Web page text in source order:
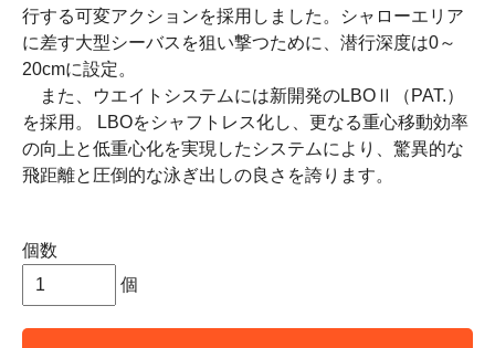
行する可変アクションを採用しました。シャローエリア
に差す大型シーバスを狙い撃つために、潜行深度は0～
20cmに設定。
また、ウエイトシステムには新開発のLBOⅡ（PAT.）
を採用。 LBOをシャフトレス化し、更なる重心移動効率
の向上と低重心化を実現したシステムにより、驚異的な
飛距離と圧倒的な泳ぎ出しの良さを誇ります。
個数
個